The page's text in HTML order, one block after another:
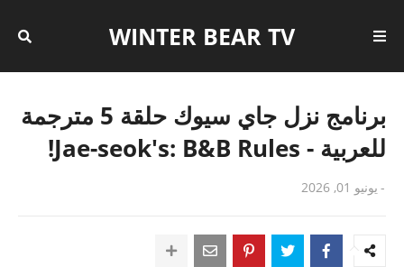
WINTER BEAR TV
برنامج نزل جاي سيوك حلقة 5 مترجمة
للعربية - Jae-seok's: B&B Rules!
- يونيو 01, 2026